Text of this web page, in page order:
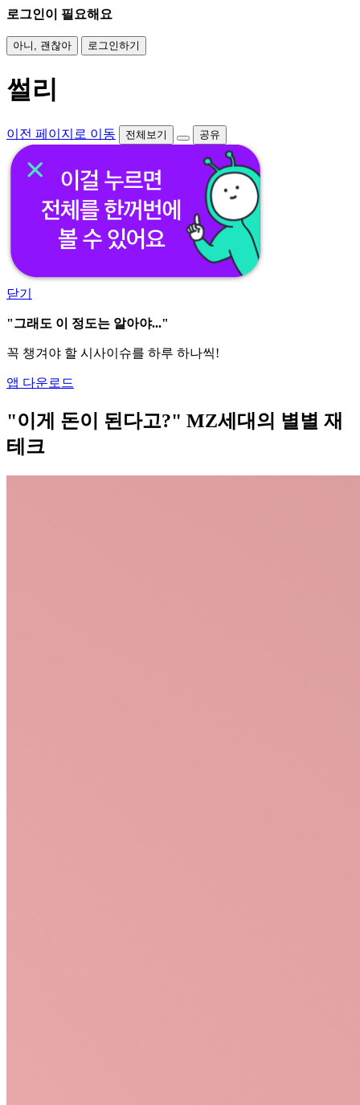
로그인이 필요해요
아니, 괜찮아 로그인하기
썰리
이전 페이지로 이동 전체보기 공유
닫기
"그래도 이 정도는 알아야..."
꼭 챙겨야 할 시사이슈를 하루 하나씩!
앱 다운로드
"이게 돈이 된다고?" MZ세대의 별별 재
테크